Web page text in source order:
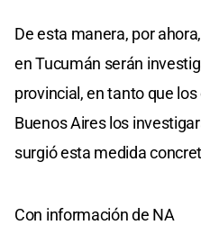
De esta manera, por
en Tucumán serán
provincial, en tanto que
Buenos Aires los
surgió esta medida
Con información de NA